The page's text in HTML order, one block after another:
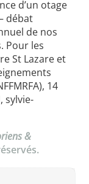
d’un otage
débat
de nos
Pour les
St Lazare et
14
sylvie-
&